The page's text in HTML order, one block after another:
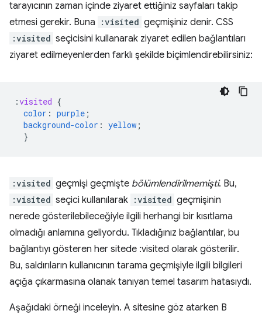
tarayıcının zaman içinde ziyaret ettiğiniz sayfaları takip
etmesi gerekir. Buna
:visited geçmişiniz denir. CSS
:visited seçicisini kullanarak ziyaret edilen bağlantıları
ziyaret edilmeyenlerden farklı şekilde biçimlendirebilirsiniz:
:visited {
color : purple ;
background-color : yellow ;
}
:visited geçmişi geçmişte bölümlendirilmemişti. Bu,
:visited seçici kullanılarak :visited geçmişinin
nerede gösterilebileceğiyle ilgili herhangi bir kısıtlama
olmadığı anlamına geliyordu. Tıkladığınız bağlantılar, bu
bağlantıyı gösteren her sitede :visited olarak gösterilir.
Bu, saldırıların kullanıcının tarama geçmişiyle ilgili bilgileri
açığa çıkarmasına olanak tanıyan temel tasarım hatasıydı.
Aşağıdaki örneği inceleyin. A sitesine göz atarken B